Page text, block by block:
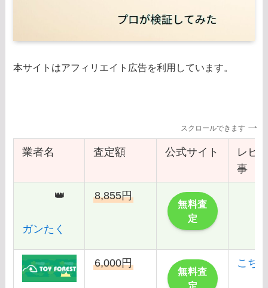
本サイトはアフィリエイト広告を利用しています。
スクロールできます
業者名 査定額 公式サイト
レビ
事
👑
ガンたく
8,855円
無料査
定
6,000円
無料査
定
こち